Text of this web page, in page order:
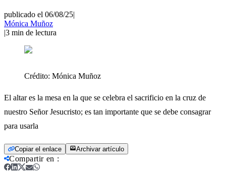
publicado el 06/08/25|
Mónica Muñoz
|3 min de lectura
Crédito: Mónica Muñoz
El altar es la mesa en la que se celebra el sacrificio en la cruz de
nuestro Señor Jesucristo; es tan importante que se debe consagrar
para usarla
Copiar el enlace Archivar artículo
Compartir en :